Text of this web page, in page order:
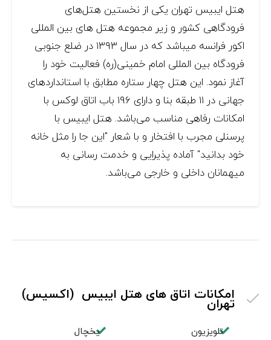
هتل ایبیس تهران یکی از نخستین هتل‌های
فرودگاهی کشور و زیر مجموعه هتل های بین المللی
اکور فرانسه می‎باشد که در سال ۱۳۹۳ در ضلع جنوبی
فرودگاه بین المللی امام خمینی(ره) فعالیت خود را
آغاز نمود. این هتل چهار ستاره مطابق با استانداردهای
جهانی در ۱۱ طبقه بنا و دارای ۱۹۶ باب اتاق لوکس با
امکانات رفاهی مناسب می‌باشد. هتل ایبیس با
پرسنلی مجرب با افتخار و با شعار "این جا را مثل خانه
خود بدانید" آماده پذیرایی و خدمت رسانی به
میهمانان داخلی و خارجی می‌باشد.
امکانات اتاق های هتل ایبیس (اکسیس)
تهران
تلویزیون یخچال